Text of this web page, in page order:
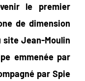
le premier
de dimension
site Jean-Moulin
emmenée par
par Spie